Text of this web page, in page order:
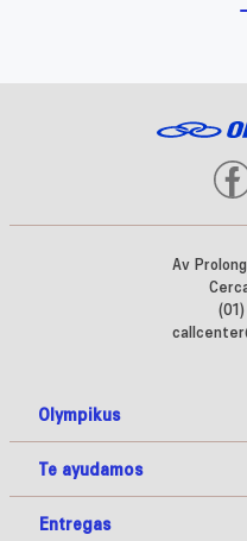
Av
Olympikus
Te ayudamos
Entregas